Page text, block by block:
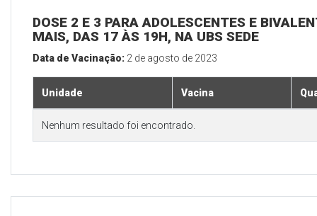
DOSE 2 E 3 PARA ADOLESCENTES E
MAIS, DAS 17 ÀS 19H, NA UBS SEDE
Data de Vacinação: 2 de agosto de 2023
Unidade Vacina
Nenhum resultado foi encontrado.